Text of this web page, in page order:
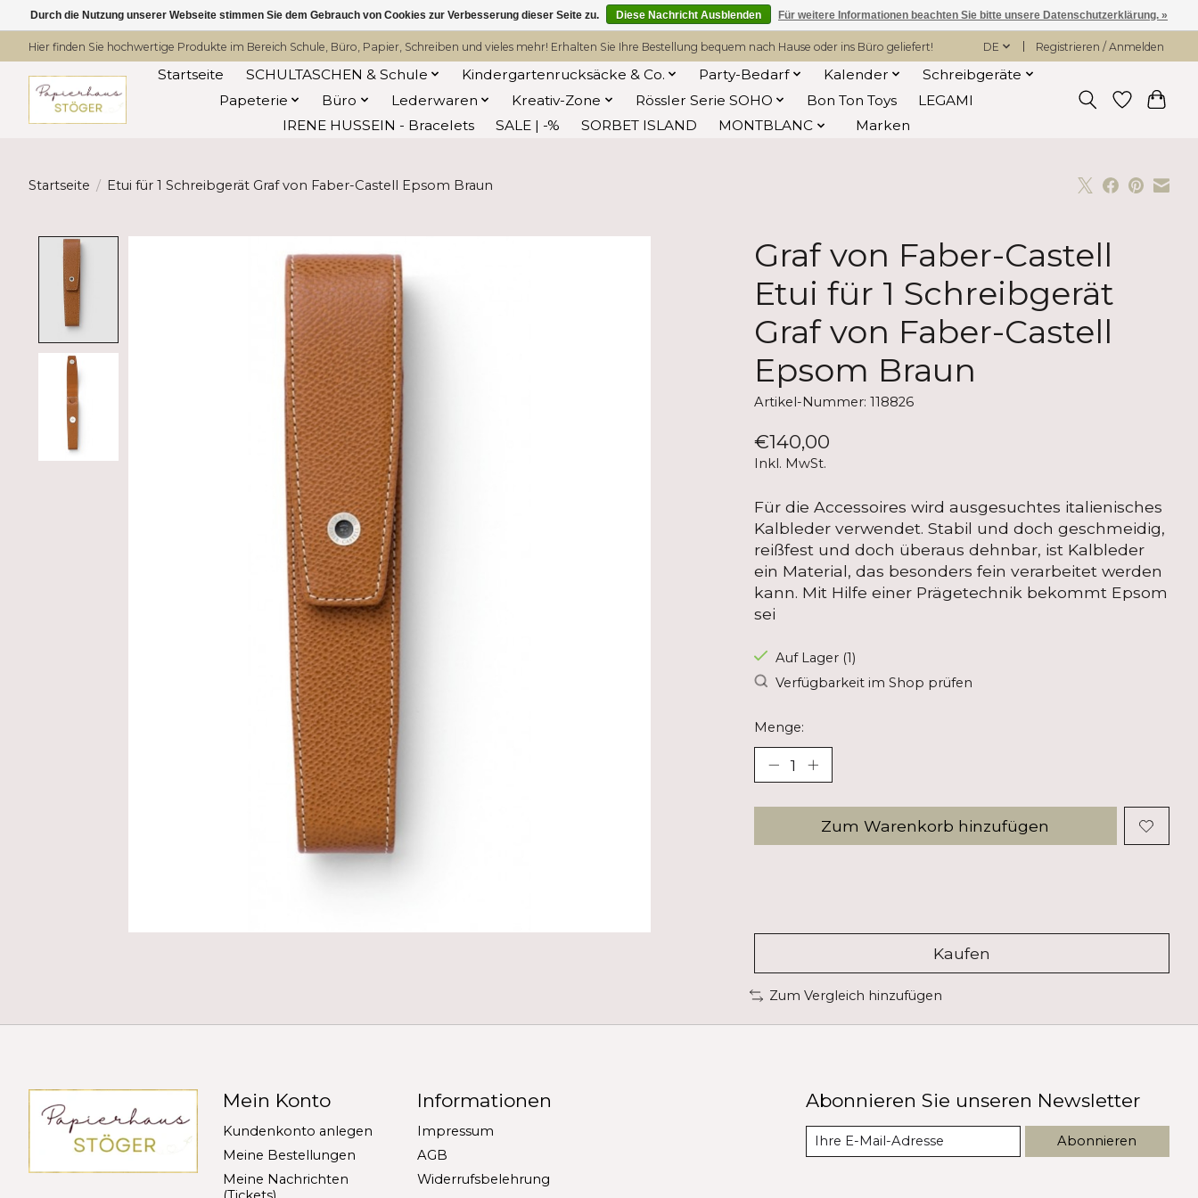
Hier finden Sie hochwertige Produkte im Bereich Schule, Büro, Papier, Schreiben und vieles mehr! Erhalten Sie Ihre Bestellung bequem nach Hause oder ins Büro geliefert! DE Registrieren / Anmelden
Startseite SCHULTASCHEN & Schule Kindergartenrucksäcke & Co. Party-Bedarf Kalender
Schreibgeräte
Papeterie
Büro Lederwaren Kreativ-Zone Rössler Serie SOHO Bon Ton Toys
LEGAMI
IRENE HUSSEIN - Bracelets
SALE | -% SORBET ISLAND MONTBLANC Marken
Startseite / Etui für 1 Schreibgerät Graf von Faber-Castell Epsom Braun
Graf von Faber-Castell
Etui für 1 Schreibgerät
Graf von Faber-Castell
Epsom Braun
Artikel-Nummer: 118826
€140,00
Inkl. MwSt.
Für die Accessoires wird ausgesuchtes italienisches
Kalbleder verwendet. Stabil und doch geschmeidig,
reißfest und doch überaus dehnbar, ist Kalbleder
ein Material, das besonders fein verarbeitet werden
kann. Mit Hilfe einer Prägetechnik bekommt Epsom
sei
Auf Lager (1)
Verfügbarkeit im Shop prüfen
Menge:
Zum Warenkorb hinzufügen
Kaufen
Zum Vergleich hinzufügen
Mein Konto
Kundenkonto anlegen
Meine Bestellungen
Meine Nachrichten
Informationen
Impressum
AGB
Widerrufsbelehrung
Abonnieren Sie unseren Newsletter
Abonnieren
Durch die Nutzung unserer Webseite stimmen Sie dem Gebrauch von Cookies zur Verbesserung dieser Seite zu. Diese Nachricht Ausblenden Für weitere Informationen beachten Sie bitte unsere Datenschutzerklärung. »